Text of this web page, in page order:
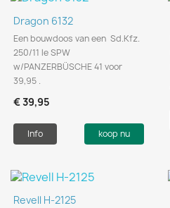
Dragon 6132
Een bouwdoos van een Sd.Kfz.
250/11 le SPW
w/PANZERBÜSCHE 41 voor
39,95 .
€ 39,95
Info koop nu
Revell H-2125